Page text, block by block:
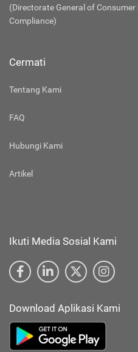
(Directorate General of
Compliance)
Cermati
Tentang Kami
FAQ
Hubungi Kami
Artikel
Ikuti Media Sosial Kami
Download Aplikasi Kami